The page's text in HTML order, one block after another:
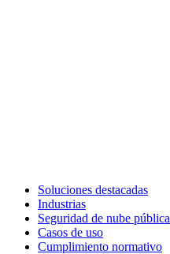
Soluciones destacadas
Industrias
Seguridad de nube pública
Casos de uso
Cumplimiento normativo